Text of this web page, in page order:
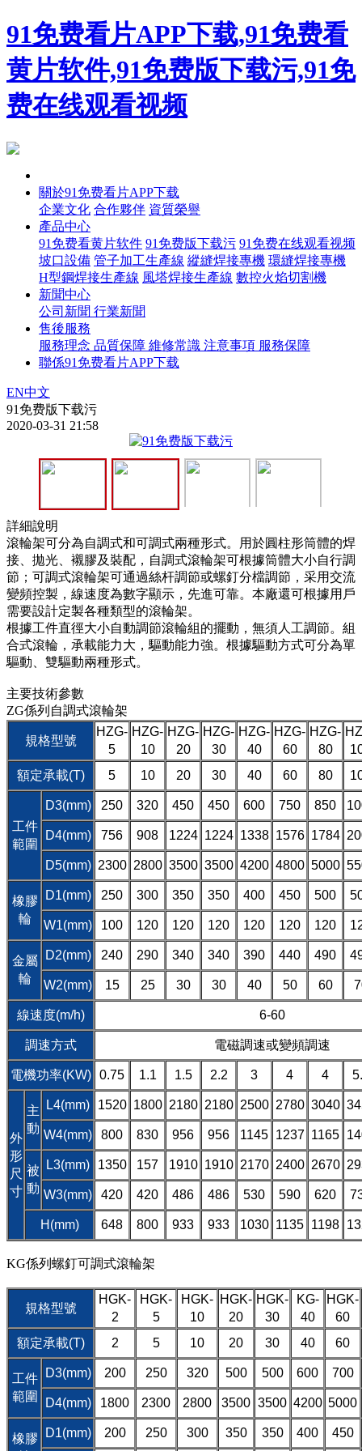
91免费看片APP下载,91免费看
黄片软件,91免费版下载污,91免
费在线观看视频
關於91免费看片APP下载
企業文化 合作夥伴 資質榮譽
產品中心
91免费看黄片软件 91免费版下载污 91免费在线观看视频
坡口設備 管子加工生產線 縱縫焊接專機 環縫焊接專機
H型鋼焊接生產線 風塔焊接生產線 數控火焰切割機
新聞中心
公司新聞 行業新聞
售後服務
服務理念 品質保障 維修常識 注意事項 服務保障
聯係91免费看片APP下载
EN中文
91免费版下载污
2020-03-31 21:58
詳細說明
滾輪架可分為自調式和可調式兩種形式。用於圓柱形筒體的焊
接、拋光、襯膠及裝配，自調式滾輪架可根據筒體大小自行調
節；可調式滾輪架可通過絲杆調節或螺釘分檔調節，采用交流
變頻控製，線速度為數字顯示，先進可靠。本廠還可根據用戶
需要設計定製各種類型的滾輪架。
根據工件直徑大小自動調節滾輪組的擺動，無須人工調節。組
合式滾輪，承載能力大，驅動能力強。根據驅動方式可分為單
驅動、雙驅動兩種形式。
主要技術參數
ZG係列自調式滾輪架
規格型號
HZG-
5
HZG-
10
HZG-
20
HZG-
30
HZG-
40
HZG-
60
HZG-
80
額定承載(T)
5 10 20 30 40 60 80
工件
範圍
D3(mm) 250 320 450 450 600 750 850
D4(mm) 756 908 1224 1224 1338 1576 1784
D5(mm) 2300 2800 3500 3500 4200 4800 5000
橡膠
輪
D1(mm) 250 300 350 350 400 450 500
W1(mm) 100 120 120 120 120 120 120
金屬
輪
D2(mm) 240 290 340 340 390 440 490
W2(mm) 15 25 30 30 40 50 60
線速度(m/h) 6-60
調速方式 電磁調速或變頻調速
電機功率(KW) 0.75 1.1 1.5 2.2 3 4 4
外
形
尺
寸
主
動
L4(mm) 1520 1800 2180 2180 2500 2780 3040
W4(mm) 800 830 956 956 1145 1237 1165
被
動
L3(mm) 1350 157 1910 1910 2170 2400 2670
W3(mm) 420 420 486 486 530 590 620
H(mm) 648 800 933 933 1030 1135 1198
KG係列螺釘可調式滾輪架
規格型號
HGK-
2
HGK-
5
HGK-
10
HGK-
20
HGK-
30
KG-
40
HGK-
60
額定承載(T)
2 5 10 20 30 40 60
工件
範圍
D3(mm) 200 250 320 500 500 600 700
D4(mm) 1800 2300 2800 3500 3500 4200 5000
橡膠
D1(mm) 200 250 300 350 350 400 450